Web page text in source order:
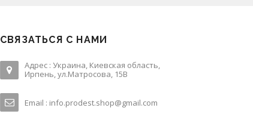
СВЯЗАТЬСЯ С НАМИ
Адрес : Украина, Киевская область,
Ирпень, ул.Матросова, 15В
Email : info.prodest.shop@gmail.com